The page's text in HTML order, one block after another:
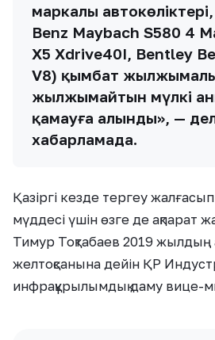
маркалы
Benz Maybach S580 4
X5 Xdrive40I, Bentley
V8) қымбат жылжымалы
жылжымайтын мүлкі
қамауға алынды», —
хабарламада.
Қазіргі кезде тергеу
мүддесі үшін өзге де ақпарат
Тимур Тоқтабаев 2019 жылдың
желтоқсанына дейін ҚР
инфрақұрылымдық даму вице-